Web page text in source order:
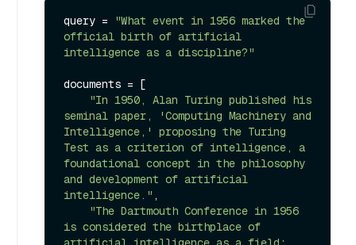
query =
"What event in 1956 marked the
official birth of artificial
intelligence as a discipline?"
documents = [
"In 1950, Alan Turing published his
seminal paper, 'Computing Machinery and
Intelligence,' proposing the Turing
Test as a criterion of intelligence, a
foundational concept in the philosophy
and development of artificial
intelligence." ,
"The Dartmouth Conference in 1956
is considered the birthplace of